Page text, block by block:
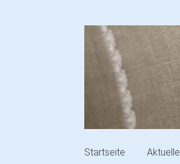
Startseite